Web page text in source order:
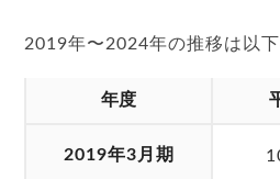
2019年〜2024年の推移は以下
年度
2019年3月期